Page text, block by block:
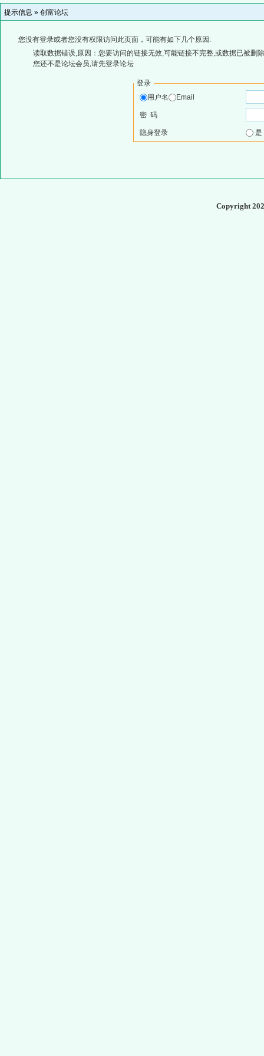
提示信息 » 创富论坛
您没有登录或者您没有权限访问此页面，可能有如下几个原因:
读取数据错误,原因：您要访问的链接无效,可能链接不完整,或数据已被删
您还不是论坛会员,请先登录论坛
登录
用户名
Email
密 码
隐身登录
Copyright